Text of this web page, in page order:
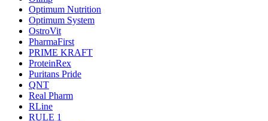
Optimum Nutrition
Optimum System
OstroVit
PharmaFirst
PRIME KRAFT
ProteinRex
Puritans Pride
QNT
Real Pharm
RLine
RULE 1